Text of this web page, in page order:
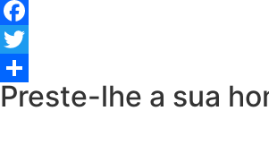
Facebook
Twitter
Share
Preste-lhe a sua